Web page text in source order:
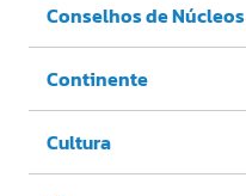
Conselhos de Núcleos
Continente
Cultura